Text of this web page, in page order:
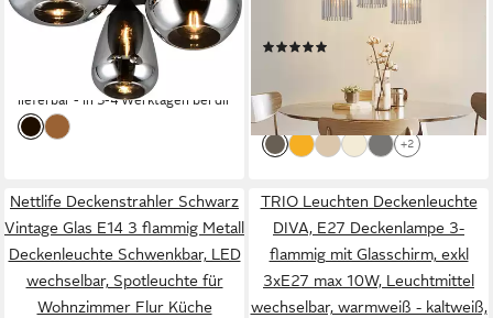
10W, Leuchtmittel
wechselbar, warmweiß -
kaltweiß, Ø 49 cm Höhe 25
cm, spiegelnde Glas
Lampenschirme in 3
ab 90,54 € UVP 152,99 €
lieferbar - in 3-4 Werktagen bei dir
Leuchtmittel, moderne
Pendelleuchte
höhenverstellbar für
Esszimmer Bar, Hotel
-33%
lieferbar - in 2-3 Werktagen bei dir
+2
Nettlife Deckenstrahler Schwarz
Vintage Glas E14 3 flammig Metall
Deckenleuchte Schwenkbar, LED
wechselbar, Spotleuchte für
Wohnzimmer Flur Küche
TRIO Leuchten Deckenleuchte
DIVA, E27 Deckenlampe 3-
flammig mit Glasschirm, exkl
3xE27 max 10W, Leuchtmittel
wechselbar, warmweiß - kaltweiß,